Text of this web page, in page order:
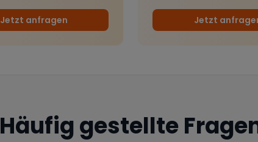
Jetzt anfragen Jetzt
Häufig gestellte